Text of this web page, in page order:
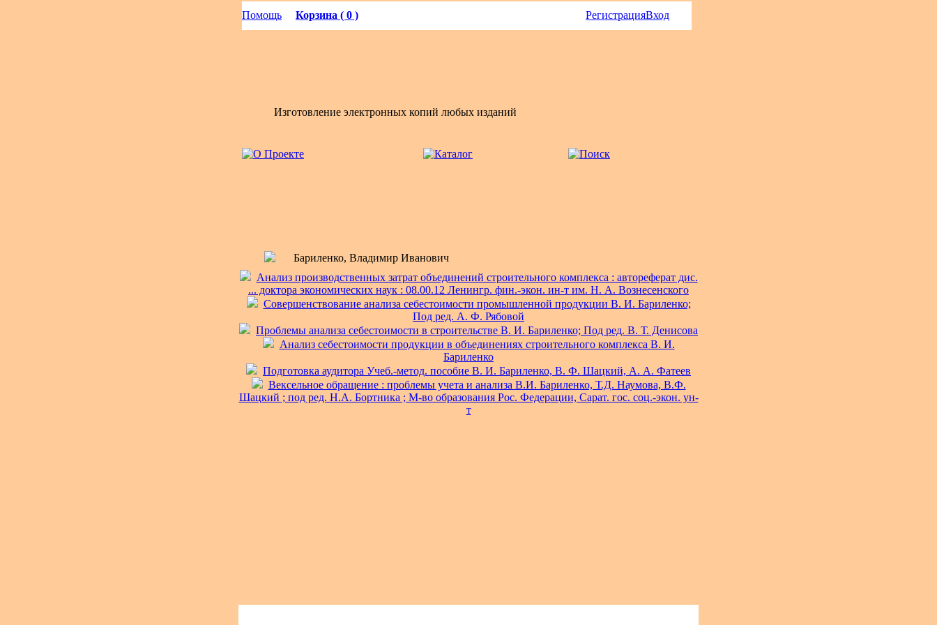
Помощь Корзина ( 0 ) РегистрацияВход
Изготовление электронных копий любых изданий
Бариленко, Владимир Иванович
Анализ производственных затрат объединений строительного комплекса : автореферат дис.
... доктора экономических наук : 08.00.12 Ленингр. фин.-экон. ин-т им. Н. А. Вознесенского
Совершенствование анализа себестоимости промышленной продукции В. И. Бариленко;
Под ред. А. Ф. Рябовой
Проблемы анализа себестоимости в строительстве В. И. Бариленко; Под ред. В. Т. Денисова
Анализ себестоимости продукции в объединениях строительного комплекса В. И.
Бариленко
Подготовка аудитора Учеб.-метод. пособие В. И. Бариленко, В. Ф. Шацкий, А. А. Фатеев
Вексельное обращение : проблемы учета и анализа В.И. Бариленко, Т.Д. Наумова, В.Ф.
Шацкий ; под ред. Н.А. Бортника ; М-во образования Рос. Федерации, Сарат. гос. соц.-экон. ун-
т